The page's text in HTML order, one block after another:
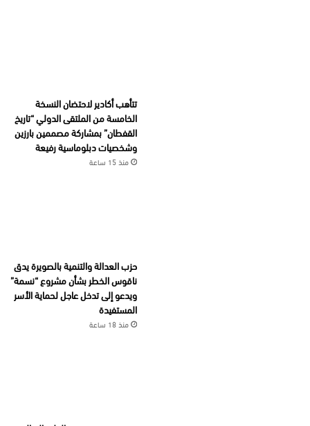
تتأهب أكادير لاحتضان النسخة
الخامسة من الملتقى الدولي “تاريخ
القفطان” بمشاركة مصممين بارزين
وشخصيات دبلوماسية رفيعة
منذ 15 ساعة
حزب العدالة والتنمية بالصويرة يدق
ناقوس الخطر بشأن مشروع “نسمة”
ويدعو إلى تدخل عاجل لحماية الأسر
المستفيدة
منذ 18 ساعة